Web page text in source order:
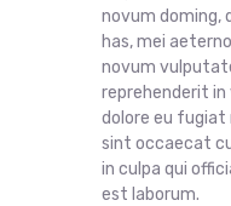
novum doming,
has, mei
novum
reprehenderit
dolore eu fugiat
sint occaecat
in culpa qui
est laborum.